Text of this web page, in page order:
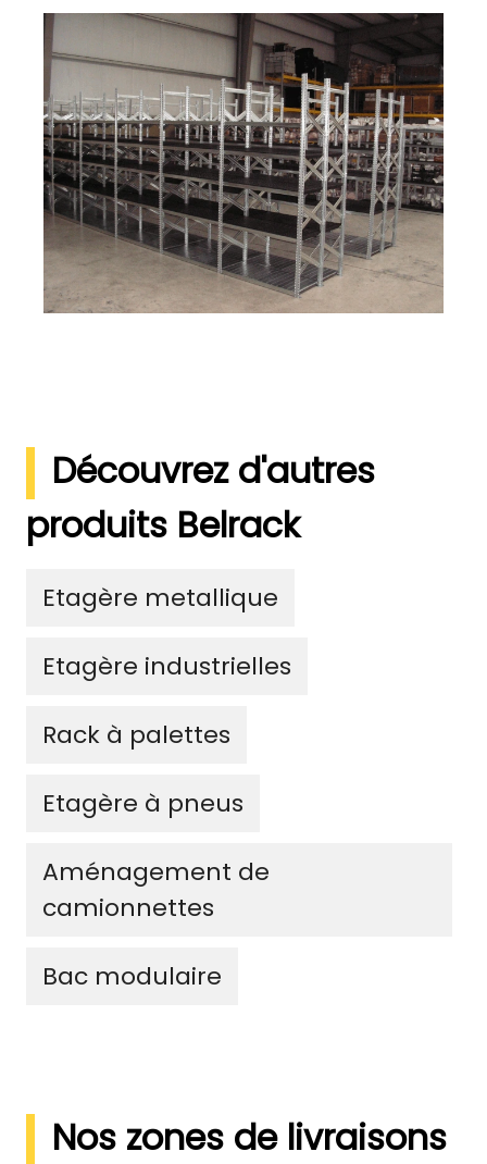
Découvrez d'autres
produits Belrack
Etagère metallique
Etagère industrielles
Rack à palettes
Etagère à pneus
Aménagement de
camionnettes
Bac modulaire
Nos zones de livraisons